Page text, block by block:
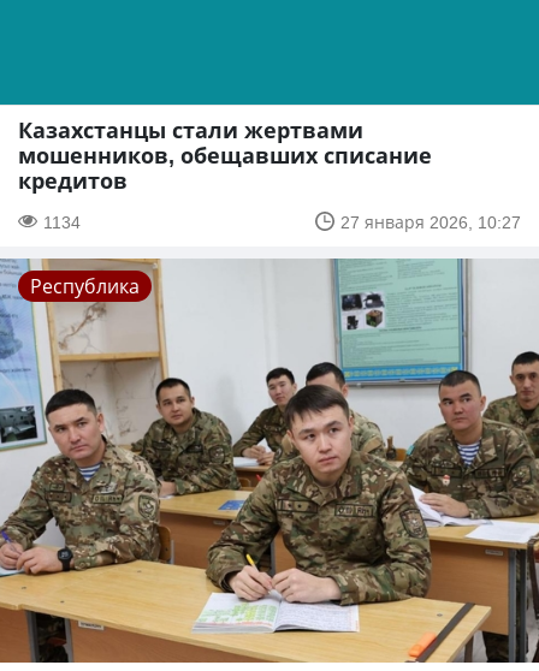
Казахстанцы стали жертвами
мошенников, обещавших списание
кредитов
1134 27 января 2026, 10:27
Республика